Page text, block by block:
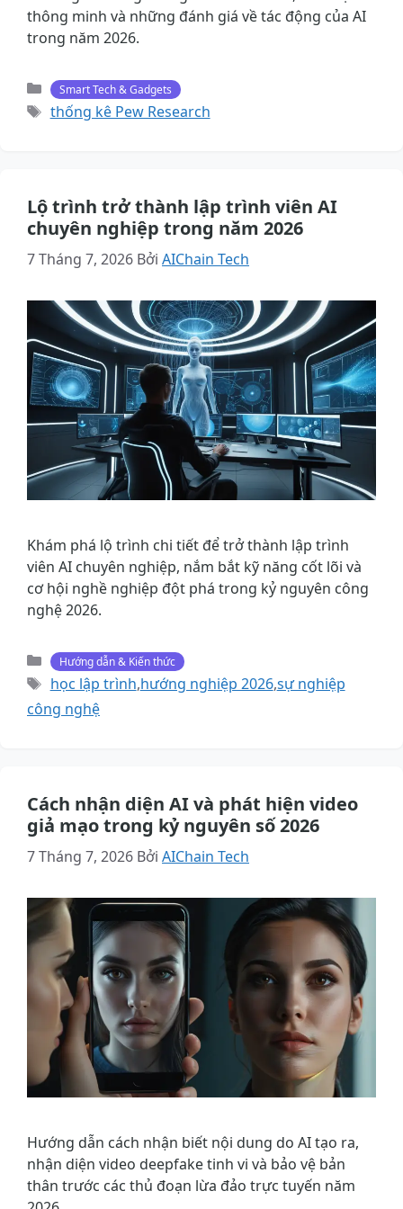
thông minh và những đánh giá về tác động của AI
trong năm 2026.
Danh
mục
Smart Tech & Gadgets
Thẻ
thống kê Pew Research
Lộ trình trở thành lập trình viên AI
chuyên nghiệp trong năm 2026
7 Tháng 7, 2026 Bởi AIChain Tech
Khám phá lộ trình chi tiết để trở thành lập trình
viên AI chuyên nghiệp, nắm bắt kỹ năng cốt lõi và
cơ hội nghề nghiệp đột phá trong kỷ nguyên công
nghệ 2026.
Danh
mục
Hướng dẫn & Kiến thức
Thẻ
học lập trình,hướng nghiệp 2026,sự nghiệp
công nghệ
Cách nhận diện AI và phát hiện video
giả mạo trong kỷ nguyên số 2026
7 Tháng 7, 2026 Bởi AIChain Tech
Hướng dẫn cách nhận biết nội dung do AI tạo ra,
nhận diện video deepfake tinh vi và bảo vệ bản
thân trước các thủ đoạn lừa đảo trực tuyến năm